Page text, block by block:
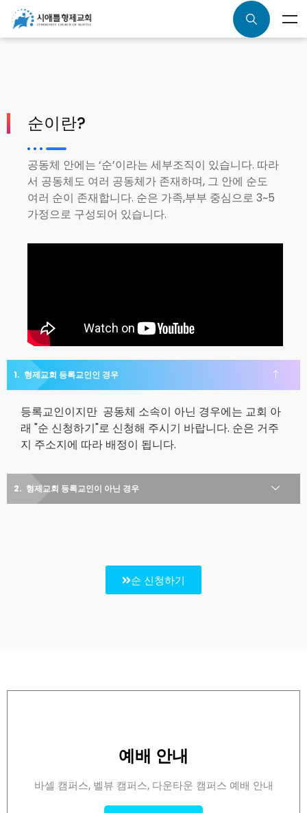
순이란?
공동체 안에는 ‘순’이라는 세부조직이 있습니다. 따라
서 공동체도 여러 공동체가 존재하며, 그 안에 순도
여러 순이 존재합니다. 순은 가족,부부 중심으로 3~5
가정으로 구성되어 있습니다.
형제교회 등록교인인 경우
등록교인이지만 공동체 소속이 아닌 경우에는 교회 아
래 "순 신청하기"로 신청해 주시기 바랍니다. 순은 거주
지 주소지에 따라 배정이 됩니다.
형제교회 등록교인이 아닌 경우
순 신청하기
예배 안내
바셀 캠퍼스, 벨뷰 캠퍼스, 다운타운 캠퍼스 예배 안내